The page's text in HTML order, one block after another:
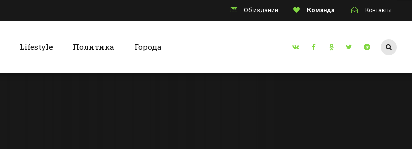
Об издании Команда Контакты
Lifestyle Политика Города